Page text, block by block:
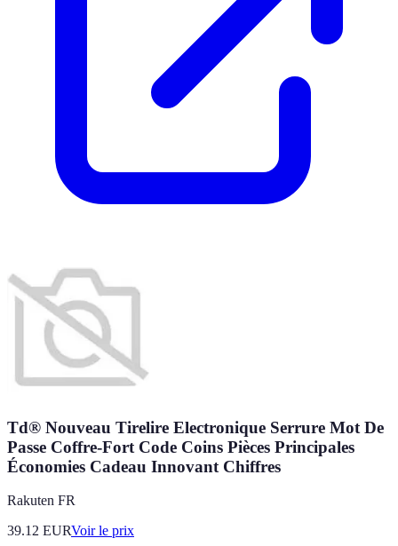
Td® Nouveau Tirelire Electronique Serrure Mot De
Passe Coffre-Fort Code Coins Pièces Principales
Économies Cadeau Innovant Chiffres
Rakuten FR
39.12 EURVoir le prix